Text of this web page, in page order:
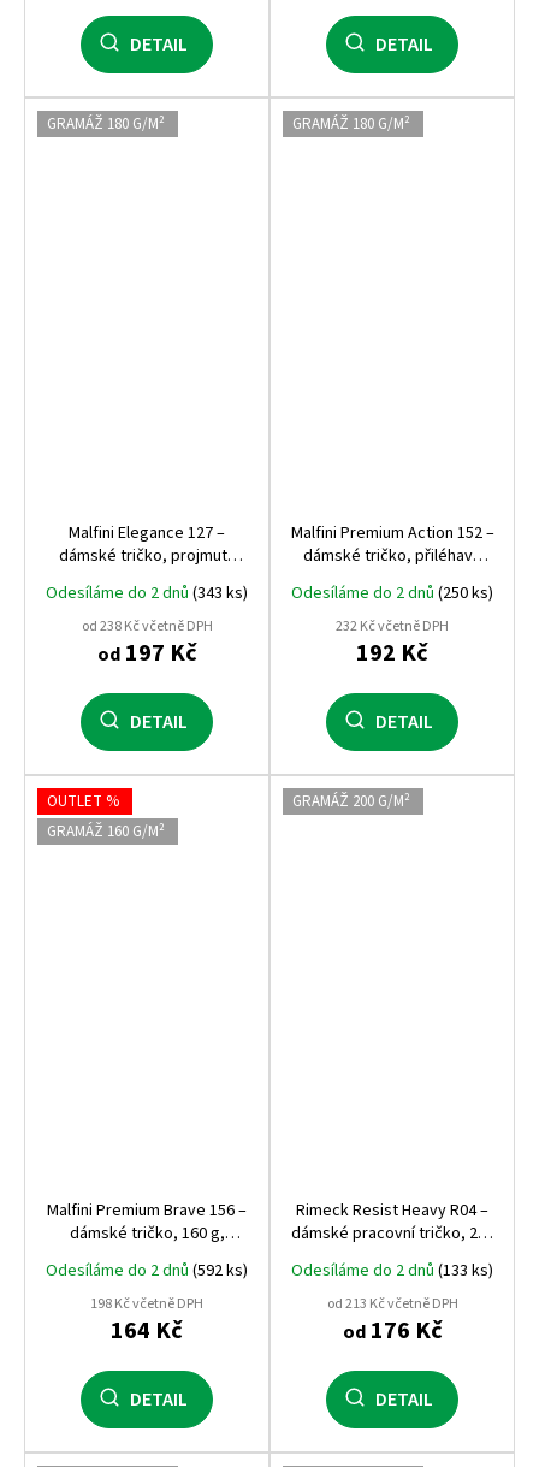
DETAIL DETAIL
GRAMÁŽ 180 G/M²
Malfini Elegance 127 –
dámské tričko, projmutý
střih, 180 g, výstřih do V
Odesíláme do 2 dnů (343 ks)
od 238 Kč včetně DPH
od197 Kč
DETAIL
GRAMÁŽ 180 G/M²
Malfini Premium Action 152 –
dámské tričko, přiléhavý
střih, 180 g, elastický
materiál
Odesíláme do 2 dnů (250 ks)
232 Kč včetně DPH
192 Kč
DETAIL
OUTLET %
GRAMÁŽ 160 G/M²
Malfini Premium Brave 156 –
dámské tričko, 160 g,
dlouhý rukáv
Odesíláme do 2 dnů (592 ks)
198 Kč včetně DPH
164 Kč
DETAIL
GRAMÁŽ 200 G/M²
Rimeck Resist Heavy R04 –
dámské pracovní tričko, 200
95 °C
Odesíláme do 2 dnů (133 ks)
od 213 Kč včetně DPH
od176 Kč
DETAIL